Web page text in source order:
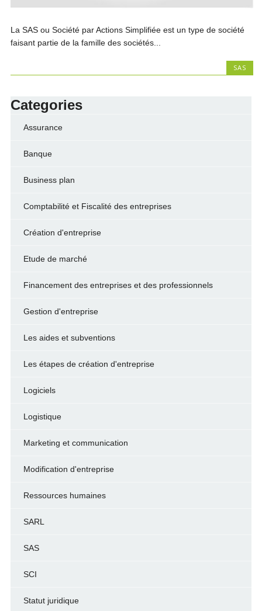
La SAS ou Société par Actions Simplifiée est un type de société
faisant partie de la famille des sociétés...
SAS
Categories
Assurance
Banque
Business plan
Comptabilité et Fiscalité des entreprises
Création d'entreprise
Etude de marché
Financement des entreprises et des professionnels
Gestion d'entreprise
Les aides et subventions
Les étapes de création d'entreprise
Logiciels
Logistique
Marketing et communication
Modification d'entreprise
Ressources humaines
SARL
SAS
SCI
Statut juridique